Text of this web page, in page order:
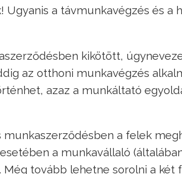
Ugyanis a távmunkavégzés és a
kikötött,
az otthoni munkavégzés
azaz a munkáltató
a felek
a munkavállaló
tovább lehetne sorolni a két